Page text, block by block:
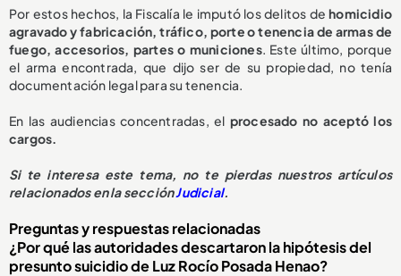
Por estos hechos, la Fiscalía le imputó los delitos dehomicidio
agravado y fabricación, tráfico, porte o tenencia de armas de
fuego, accesorios, partes o municiones. Este último, porque
el arma encontrada, que dijo ser de su propiedad, no tenía
documentación legal para su tenencia.
En las audiencias concentradas, el procesado no aceptó los
cargos.
Si te interesa este tema, no te pierdas nuestros artículos
relacionados en la secciónJudicial.
Preguntas y respuestas relacionadas
¿Por qué las autoridades descartaron la hipótesis del
presunto suicidio de Luz Rocío Posada Henao?